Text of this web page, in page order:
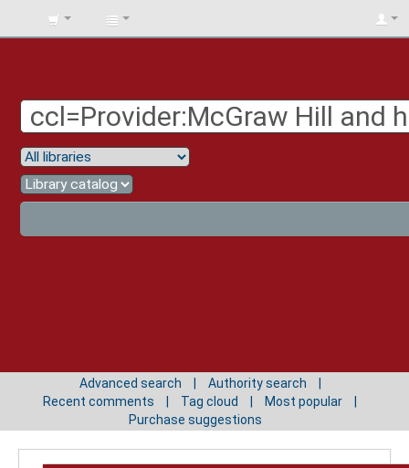
BIBLIOTECA
Advanced search
Authority search
Recent comments
Tag cloud
Most popular
Purchase suggestions